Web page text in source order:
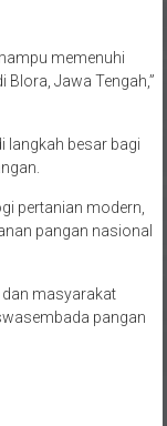
Jawa Tengah,”
pangan nasional
pangan